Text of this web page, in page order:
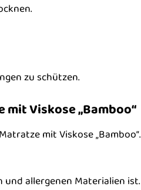
zu schützen.
mit Viskose „Bamboo“
mit Viskose „Bamboo“.
allergenen Materialien ist.